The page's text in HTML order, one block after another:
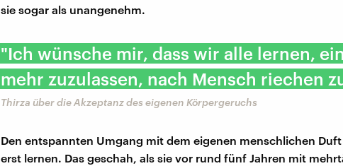
sie sogar als unangenehm.
"Ich wünsche mir, dass wir alle lernen,
mehr zuzulassen, nach Mensch riechen
Thirza über die Akzeptanz des eigenen Körpergeruchs
Den entspannten Umgang mit dem eigenen menschlichen
erst lernen. Das geschah, als sie vor rund fünf Jahren mit